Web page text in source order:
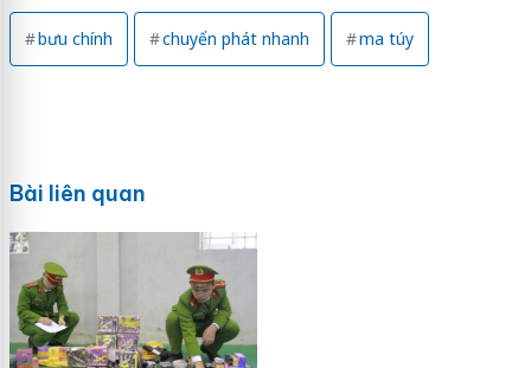
bưu chính chuyển phát nhanh ma túy
Bài liên quan